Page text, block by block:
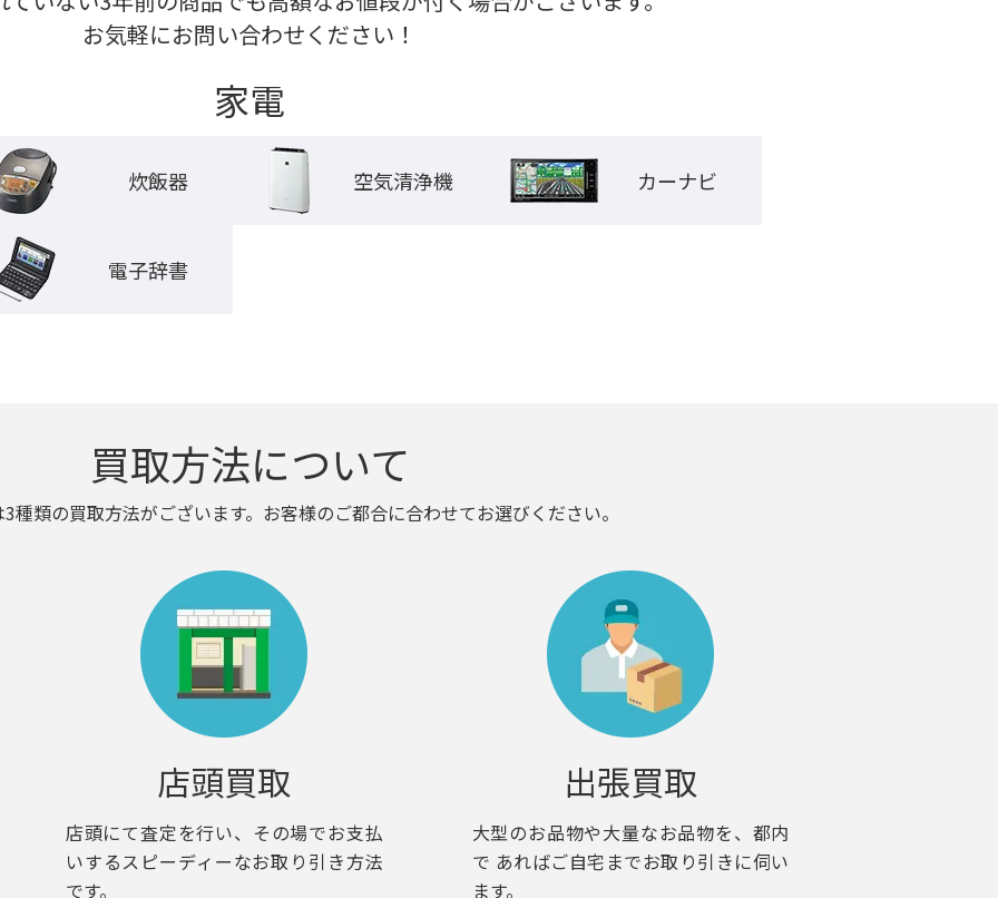
お気軽にお問い合わせください！
家電
炊飯器 空気清浄機 カーナビ
電子辞書
買取方法について
種類の買取方法がございます。お客様のご都合に合わせてお選びください。
店頭買取
店頭にて査定を行い、その場でお支払
いするスピーディーなお取り引き方法
です。
出張買取
大型のお品物や大量なお品物を、都内
で あればご自宅までお取り引きに伺い
ます。